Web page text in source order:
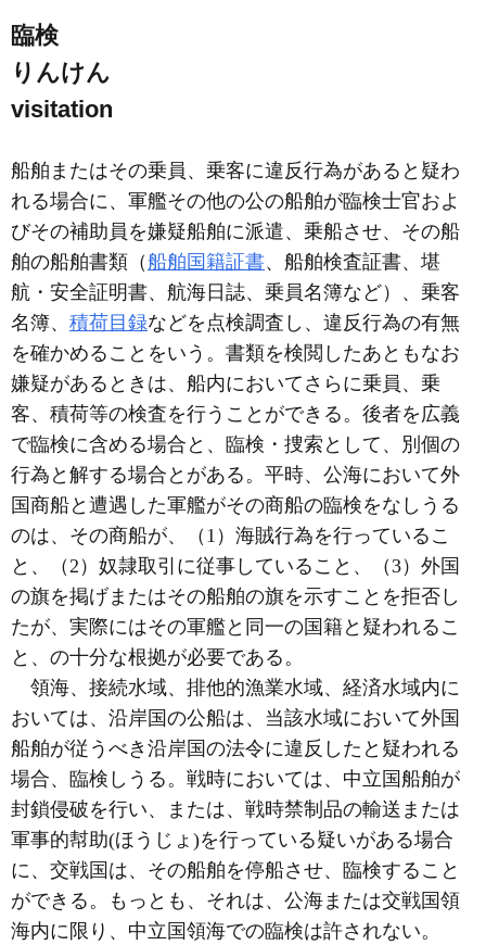
臨検
りんけん
visitation
船舶またはその乗員、乗客に違反行為があると疑わ
れる場合に、軍艦その他の公の船舶が臨検士官およ
びその補助員を嫌疑船舶に派遣、乗船させ、その船
舶の船舶書類（船舶国籍証書、船舶検査証書、堪
航・安全証明書、航海日誌、乗員名簿など）、乗客
名簿、 積荷目録などを点検調査し、違反行為の有無
を確かめることをいう。書類を検閲したあともなお
嫌疑があるときは、船内においてさらに乗員、乗
客、積荷等の検査を行うことができる。後者を広義
で臨検に含める場合と、臨検・捜索として、別個の
行為と解する場合とがある。平時、公海において外
国商船と遭遇した軍艦がその商船の臨検をなしうる
のは、その商船が、（1）海賊行為を行っているこ
と、（2）奴隷取引に従事していること、（3）外国
の旗を掲げまたはその船舶の旗を示すことを拒否し
たが、実際にはその軍艦と同一の国籍と疑われるこ
と、の十分な根拠が必要である。
領海、接続水域、排他的漁業水域、経済水域内に
おいては、沿岸国の公船は、当該水域において外国
船舶が従うべき沿岸国の法令に違反したと疑われる
場合、臨検しうる。戦時においては、中立国船舶が
封鎖侵破を行い、または、戦時禁制品の輸送または
軍事的幇助(ほうじょ)を行っている疑いがある場合
に、交戦国は、その船舶を停船させ、臨検すること
ができる。もっとも、それは、公海または交戦国領
海内に限り、中立国領海での臨検は許されない。